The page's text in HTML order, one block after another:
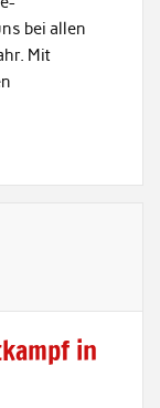
bei allen
Mit
in